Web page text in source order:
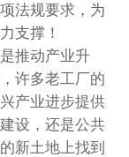
法规要求，为
支撑！
推动产业升
许多老工厂的
产业进步提供
设，还是公共
新土地上找到